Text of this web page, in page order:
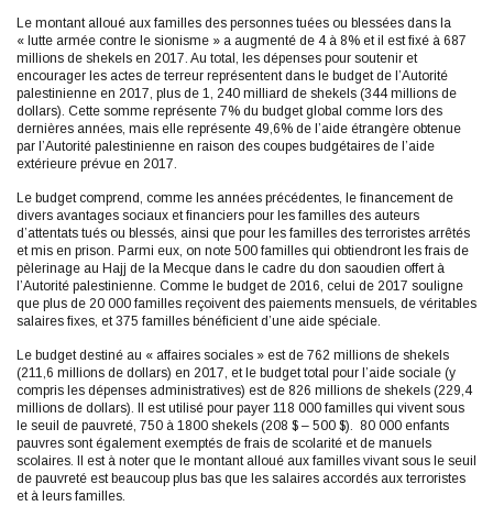
Le montant alloué aux familles des personnes tuées ou blessées dans la
« lutte armée contre le sionisme » a augmenté de 4 à 8% et il est fixé à 687
millions de shekels en 2017. Au total, les dépenses pour soutenir et
encourager les actes de terreur représentent dans le budget de l’Autorité
palestinienne en 2017, plus de 1, 240 milliard de shekels (344 millions de
dollars). Cette somme représente 7% du budget global comme lors des
dernières années, mais elle représente 49,6% de l’aide étrangère obtenue
par l’Autorité palestinienne en raison des coupes budgétaires de l’aide
extérieure prévue en 2017.
Le budget comprend, comme les années précédentes, le financement de
divers avantages sociaux et financiers pour les familles des auteurs
d’attentats tués ou blessés, ainsi que pour les familles des terroristes arrêtés
et mis en prison. Parmi eux, on note 500 familles qui obtiendront les frais de
pèlerinage au Hajj de la Mecque dans le cadre du don saoudien offert à
l’Autorité palestinienne. Comme le budget de 2016, celui de 2017 souligne
que plus de 20 000 familles reçoivent des paiements mensuels, de véritables
salaires fixes, et 375 familles bénéficient d’une aide spéciale.
Le budget destiné au « affaires sociales » est de 762 millions de shekels
(211,6 millions de dollars) en 2017, et le budget total pour l’aide sociale (y
compris les dépenses administratives) est de 826 millions de shekels (229,4
millions de dollars). Il est utilisé pour payer 118 000 familles qui vivent sous
le seuil de pauvreté, 750 à 1800 shekels (208 $ – 500 $). 80 000 enfants
pauvres sont également exemptés de frais de scolarité et de manuels
scolaires. Il est à noter que le montant alloué aux familles vivant sous le seuil
de pauvreté est beaucoup plus bas que les salaires accordés aux terroristes
et à leurs familles.